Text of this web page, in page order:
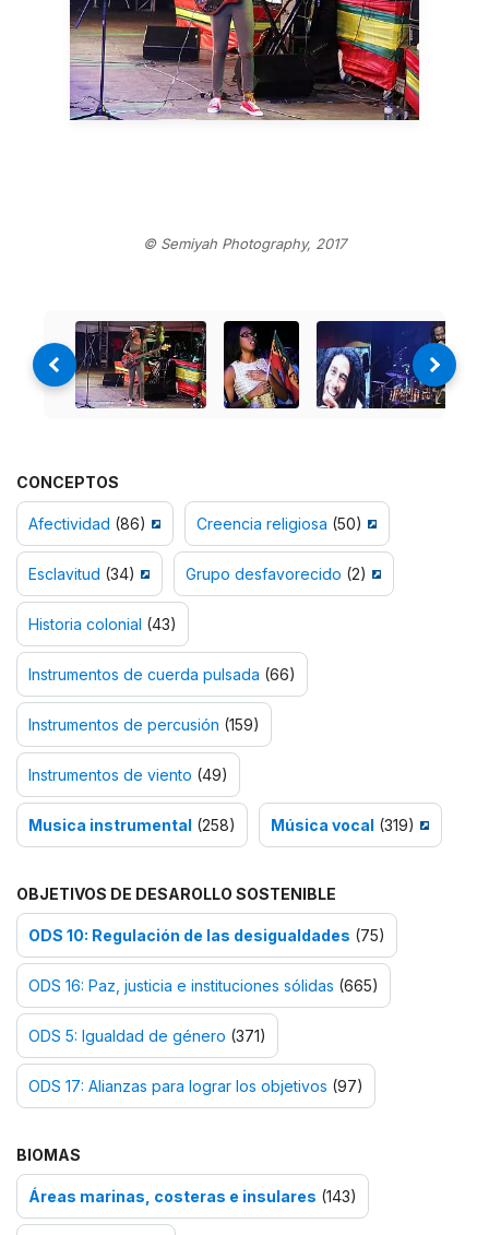
© Semiyah Photography, 2017
CONCEPTOS
Afectividad (86) Creencia religiosa (50)
Esclavitud (34) Grupo desfavorecido (2)
Historia colonial (43)
Instrumentos de cuerda pulsada (66)
Instrumentos de percusión (159)
Instrumentos de viento (49)
Musica instrumental (258) Música vocal (319)
OBJETIVOS DE DESAROLLO SOSTENIBLE
ODS 10: Regulación de las desigualdades (75)
ODS 16: Paz, justicia e instituciones sólidas (665)
ODS 5: Igualdad de género (371)
ODS 17: Alianzas para lograr los objetivos (97)
BIOMAS
Áreas marinas, costeras e insulares (143)